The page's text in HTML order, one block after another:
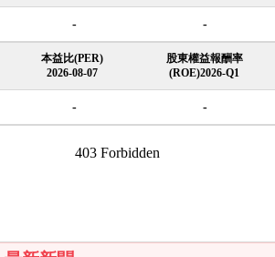
- -
本益比(PER)
2026-08-07
股東權益報酬率
(ROE)2026-Q1
- -